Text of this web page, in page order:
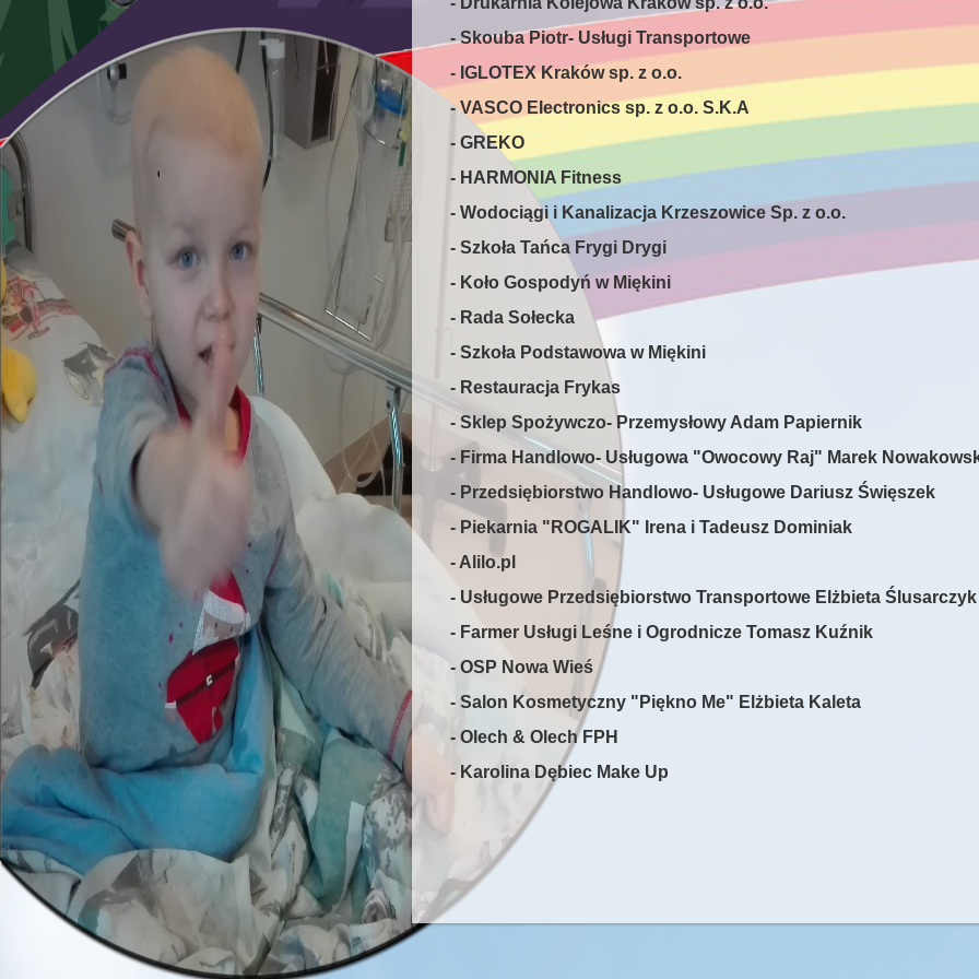
- Skouba Piotr- Usługi Transportowe
- IGLOTEX Kraków sp. z o.o.
- VASCO Electronics sp. z o.o. S.K.A
- GREKO
- HARMONIA Fitness
- Wodociągi i Kanalizacja Krzeszowice Sp. z o.o.
- Szkoła Tańca Frygi Drygi
- Koło Gospodyń w Miękini
- Rada Sołecka
- Szkoła Podstawowa w Miękini
- Restauracja Frykas
- Sklep Spożywczo- Przemysłowy Adam Papiernik
- Firma Handlowo- Usługowa "Owocowy Raj" Marek
- Przedsiębiorstwo Handlowo- Usługowe Dariusz Święszek
- Piekarnia "ROGALIK" Irena i Tadeusz Dominiak
- Alilo.pl
- Usługowe Przedsiębiorstwo Transportowe Elżbieta
- Farmer Usługi Leśne i Ogrodnicze Tomasz Kuźnik
- OSP Nowa Wieś
- Salon Kosmetyczny "Piękno Me" Elżbieta Kaleta
- Olech & Olech FPH
- Karolina Dębiec Make Up